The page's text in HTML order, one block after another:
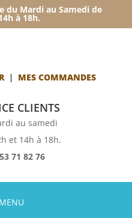
du Mardi au Samedi de
à 18h.
| MES COMMANDES
CLIENTS
au samedi
et 14h à 18h.
71 82 76